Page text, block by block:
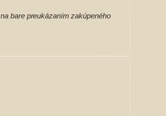
bare preukázaním zakúpeného